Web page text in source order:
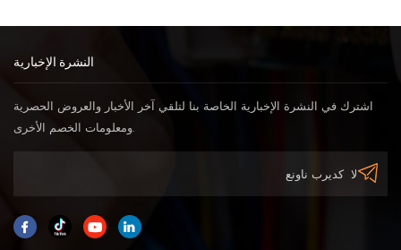
النشرة الإخبارية
اشترك في النشرة الإخبارية الخاصة بنا لتلقي آخر الأخبار والعروض الحصرية
ومعلومات الخصم الأخرى.